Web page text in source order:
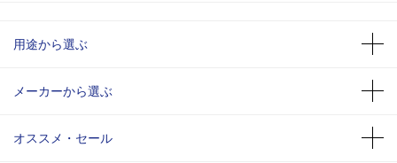
用途から選ぶ
メーカーから選ぶ
オススメ・セール